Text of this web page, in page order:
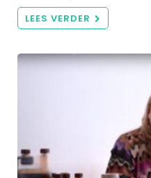
LEES VERDER